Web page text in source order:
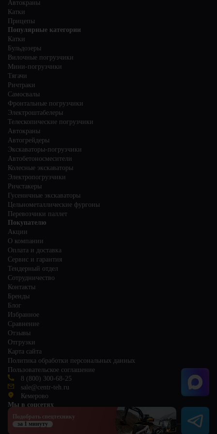
Автокраны
Катки
Прицепы
Популярные категории
Катки
Бульдозеры
Вилочные погрузчики
Мини-погрузчики
Тягачи
Ричтраки
Самосвалы
Фронтальные погрузчики
Электроштабелеры
Телескопические погрузчики
Автокраны
Автогрейдеры
Экскаваторы-погрузчики
Автобетоносмесители
Колесные экскаваторы
Электропогрузчики
Ричстакеры
Гусеничные экскаваторы
Цельнометаллические фургоны
Перевозчики паллет
Покупателю
Акции
О компании
Оплата и доставка
Сервис и гарантия
Тендерный отдел
Сотрудничество
Контакты
Бренды
Блог
Избранное
Сравнение
Отзывы
Отгрузки
Карта сайта
Политика обработки персональных данных
Пользовательское соглашение
8 (800) 300-68-25
sale@centr-teh.ru
Кемерово
Мы в соцсетях
Подобрать спецтехнику
за 1 минуту